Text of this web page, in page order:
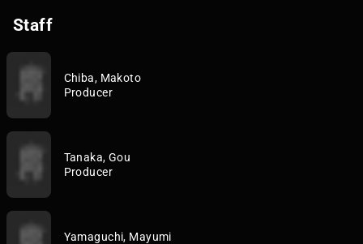
Staff
Chiba, Makoto
Producer
Tanaka, Gou
Producer
Yamaguchi, Mayumi